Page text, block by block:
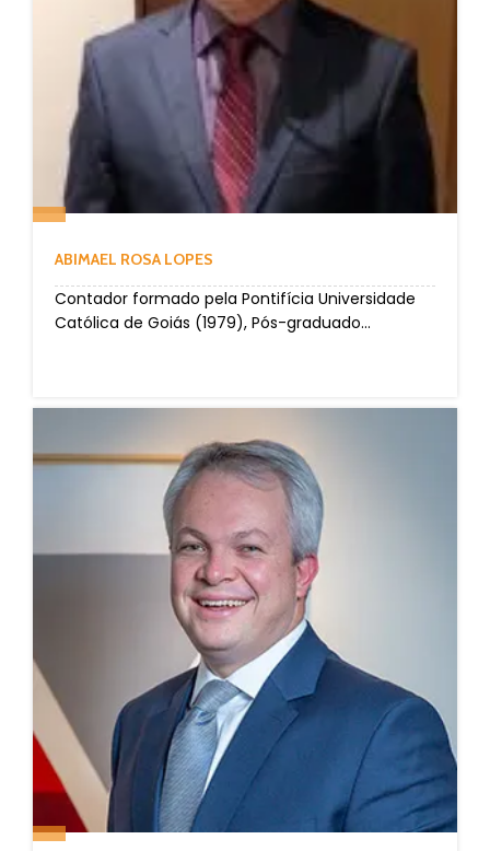
ABIMAEL ROSA LOPES
Contador formado pela Pontifícia Universidade
Católica de Goiás (1979), Pós-graduado...